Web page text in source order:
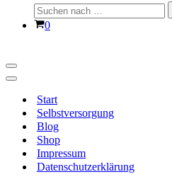
Suchen
nach …
Warenkorb
0
Navigationsmenü
Navigationsmenü
Start
Selbstversorgung
Blog
Shop
Impressum
Datenschutzerklärung